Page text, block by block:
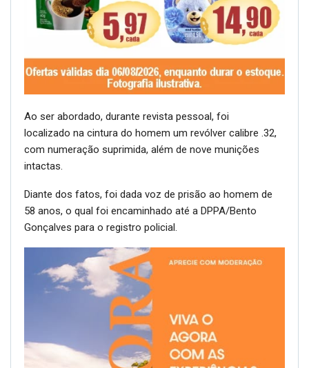
Ao ser abordado, durante revista pessoal, foi
localizado na cintura do homem um revólver calibre .32,
com numeração suprimida, além de nove munições
intactas.
Diante dos fatos, foi dada voz de prisão ao homem de
58 anos, o qual foi encaminhado até a DPPA/Bento
Gonçalves para o registro policial.